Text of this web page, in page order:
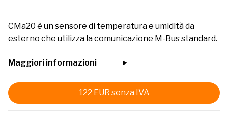
CMa20 è un sensore di temperatura e umidità da
esterno che utilizza la comunicazione M-Bus standard.
Maggiori informazioni
122 EUR senza IVA